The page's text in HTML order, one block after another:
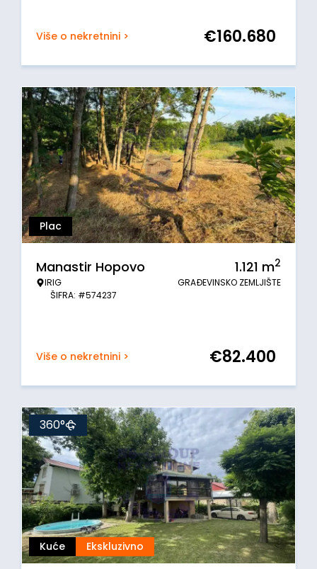
Više o nekretnini > €160.680
Plac
Manastir Hopovo
IRIG
ŠIFRA: #574237
1.121 m2
GRAĐEVINSKO ZEMLJIŠTE
Više o nekretnini > €82.400
Kuće Ekskluzivno
360°